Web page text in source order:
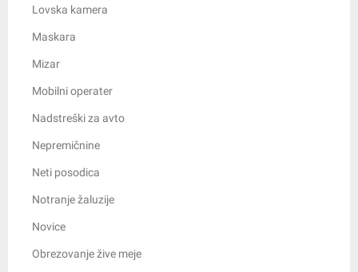
Lovska kamera
Maskara
Mizar
Mobilni operater
Nadstreški za avto
Nepremičnine
Neti posodica
Notranje žaluzije
Novice
Obrezovanje žive meje